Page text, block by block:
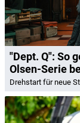
"Dept. Q": So
Olsen-Serie
Drehstart für neue